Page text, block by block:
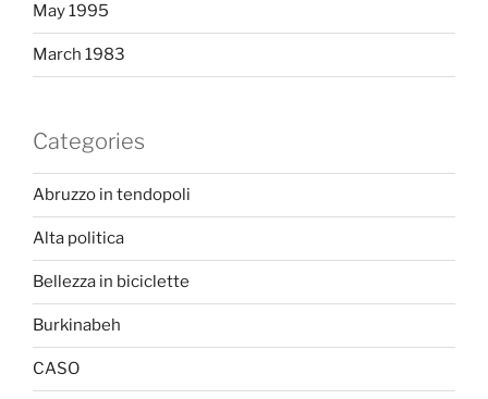
May 1995
March 1983
Categories
Abruzzo in tendopoli
Alta politica
Bellezza in biciclette
Burkinabeh
CASO